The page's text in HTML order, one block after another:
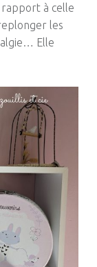
rapport à celle
les
Elle